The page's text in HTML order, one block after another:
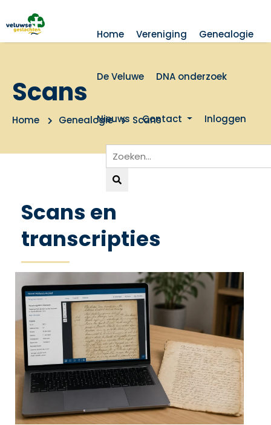
Home Vereniging Genealogie
De Veluwe DNA onderzoek
Nieuws Contact Inloggen
Scans
Home Genealogie Scans
Scans en
transcripties